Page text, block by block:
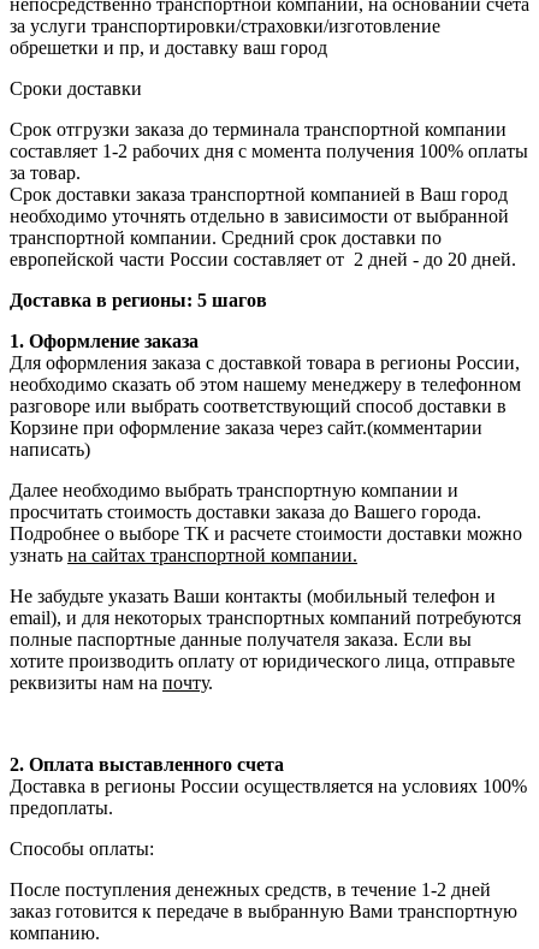
непосредственно транспортной компании, на основании счета
за услуги транспортировки/страховки/изготовление
обрешетки и пр, и доставку ваш город
Сроки доставки
Срок отгрузки заказа до терминала транспортной компании
составляет 1-2 рабочих дня с момента получения 100% оплаты
за товар.
Срок доставки заказа транспортной компанией в Ваш город
необходимо уточнять отдельно в зависимости от выбранной
транспортной компании. Средний срок доставки по
европейской части России составляет от 2 дней - до 20 дней.
Доставка в регионы: 5 шагов
1. Оформление заказа
Для оформления заказа с доставкой товара в регионы России,
необходимо сказать об этом нашему менеджеру в телефонном
разговоре или выбрать соответствующий способ доставки в
Корзине при оформление заказа через сайт.(комментарии
написать)
Далее необходимо выбрать транспортную компании и
просчитать стоимость доставки заказа до Вашего города.
Подробнее о выборе ТК и расчете стоимости доставки можно
узнать на сайтах транспортной компании.
Не забудьте указать Ваши контакты (мобильный телефон и
email), и для некоторых транспортных компаний потребуются
полные паспортные данные получателя заказа. Если вы
хотите производить оплату от юридического лица, отправьте
реквизиты нам на почту.
2. Оплата выставленного счета
Доставка в регионы России осуществляется на условиях 100%
предоплаты.
Способы оплаты:
После поступления денежных средств, в течение 1-2 дней
заказ готовится к передаче в выбранную Вами транспортную
компанию.